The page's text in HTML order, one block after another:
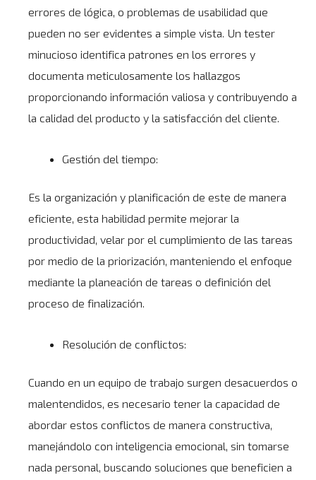
errores de lógica, o problemas de usabilidad que
pueden no ser evidentes a simple vista. Un tester
minucioso identifica patrones en los errores y
documenta meticulosamente los hallazgos
proporcionando información valiosa y contribuyendo a
la calidad del producto y la satisfacción del cliente.
Gestión del tiempo:
Es la organización y planificación de este de manera
eficiente, esta habilidad permite mejorar la
productividad, velar por el cumplimiento de las tareas
por medio de la priorización, manteniendo el enfoque
mediante la planeación de tareas o definición del
proceso de finalización.
Resolución de conflictos:
Cuando en un equipo de trabajo surgen desacuerdos o
malentendidos, es necesario tener la capacidad de
abordar estos conflictos de manera constructiva,
manejándolo con inteligencia emocional, sin tomarse
nada personal, buscando soluciones que beneficien a